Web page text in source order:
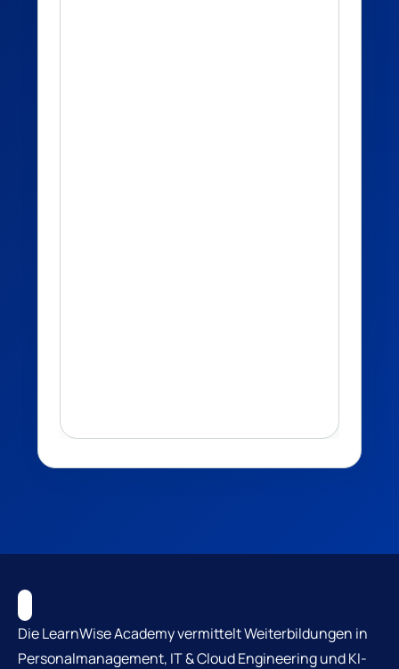
Die LearnWise Academy vermittelt Weiterbildungen in
Personalmanagement, IT & Cloud Engineering und KI-